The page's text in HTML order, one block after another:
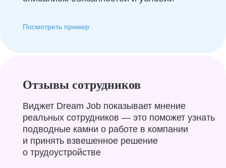
Посмотреть пример
Отзывы сотрудников
Виджет Dream Job показывает мнение
реальных сотрудников — это поможет узнать
подводные камни о работе в компании
и принять взвешенное решение
о трудоустройстве